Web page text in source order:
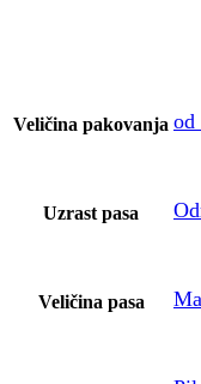
Veličina pakovanja od
Uzrast pasa
Veličina pasa